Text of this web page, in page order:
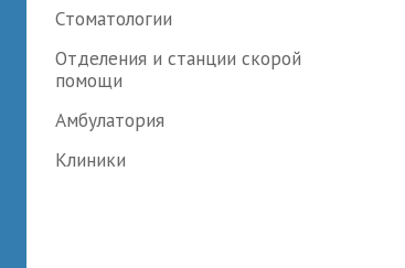
Стоматологии
Отделения и станции скорой
помощи
Амбулатория
Клиники